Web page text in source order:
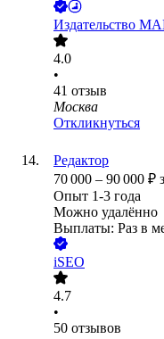
Издательство
4.0
•
41 отзыв
Москва
Откликнуться
Редактор
70 000 – 90 000 ₽
Опыт 1-3 года
Можно удалённо
Выплаты: Раз в
iSEO
4.7
•
50 отзывов